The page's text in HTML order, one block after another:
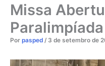
Missa
Por pasped / 3 de setembro de